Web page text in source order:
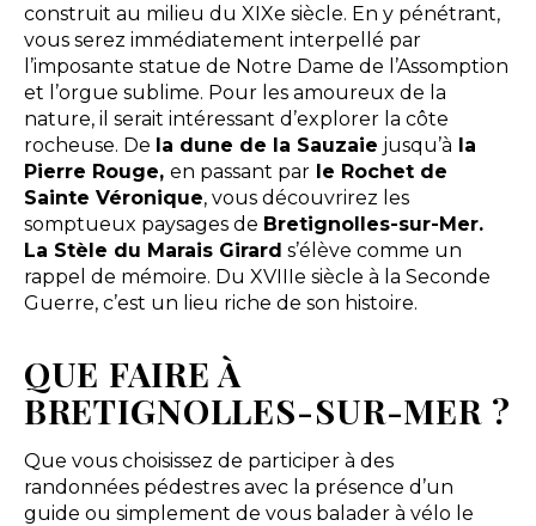
construit au milieu du XIXe siècle. En y pénétrant,
vous serez immédiatement interpellé par
l’imposante statue de Notre Dame de l’Assomption
et l’orgue sublime. Pour les amoureux de la
nature, il serait intéressant d’explorer la côte
rocheuse. De la dune de la Sauzaie jusqu’à la
Pierre Rouge, en passant parle Rochet de
Sainte Véronique, vous découvrirez les
somptueux paysages de Bretignolles-sur-Mer.
La Stèle du Marais Girard s’élève comme un
rappel de mémoire. Du XVIIIe siècle à la Seconde
Guerre, c’est un lieu riche de son histoire.
QUE FAIRE À
BRETIGNOLLES-SUR-MER ?
Que vous choisissez de participer à des
randonnées pédestres avec la présence d’un
guide ou simplement de vous balader à vélo le